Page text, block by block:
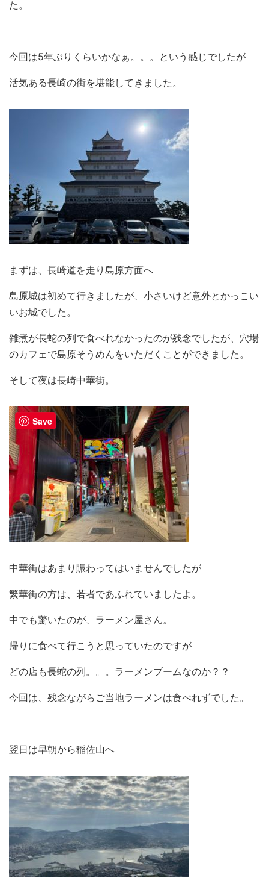
た。
今回は5年ぶりくらいかなぁ。。。という感じでしたが
活気ある長崎の街を堪能してきました。
まずは、長崎道を走り島原方面へ
島原城は初めて行きましたが、小さいけど意外とかっこい
いお城でした。
雑煮が長蛇の列で食べれなかったのが残念でしたが、穴場
のカフェで島原そうめんをいただくことができました。
そして夜は長崎中華街。
中華街はあまり賑わってはいませんでしたが
繁華街の方は、若者であふれていましたよ。
中でも驚いたのが、ラーメン屋さん。
帰りに食べて行こうと思っていたのですが
どの店も長蛇の列。。。ラーメンブームなのか？？
今回は、残念ながらご当地ラーメンは食べれずでした。
翌日は早朝から稲佐山へ
Save